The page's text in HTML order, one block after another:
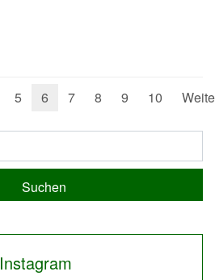
5 6 7 8 9 10
Suchen
Instagram